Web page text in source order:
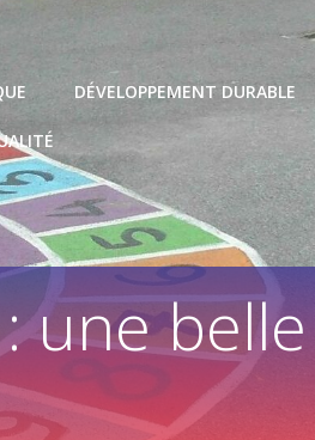
DÉVELOPPEMENT DURABLE
une